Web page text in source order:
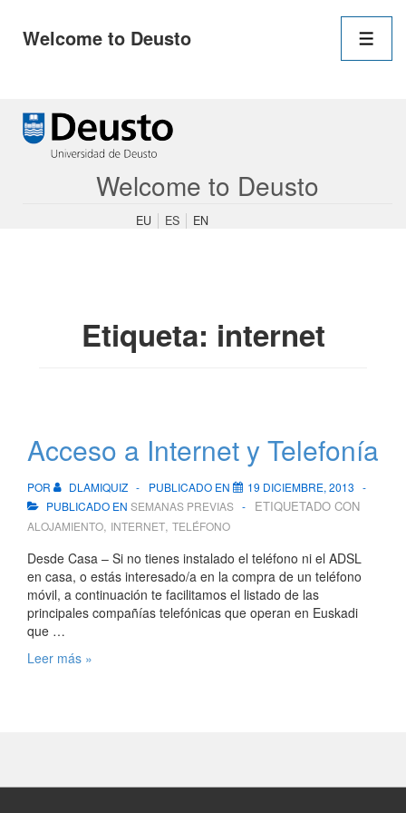
Welcome to Deusto
principal
Saltar
contenido
Welcome to Deusto
EU ES EN
Etiqueta: internet
Acceso a Internet y Telefonía
POR DLAMIQUIZ PUBLICADO EN
19 DICIEMBRE, 2013
PUBLICADO EN SEMANAS PREVIAS ETIQUETADO CON
ALOJAMIENTO, INTERNET, TELÉFONO
Desde Casa – Si no tienes instalado el teléfono ni el ADSL
en casa, o estás interesado/a en la compra de un teléfono
móvil, a continuación te facilitamos el listado de las
principales compañías telefónicas que operan en Euskadi
que …
Acceso
Leer más »